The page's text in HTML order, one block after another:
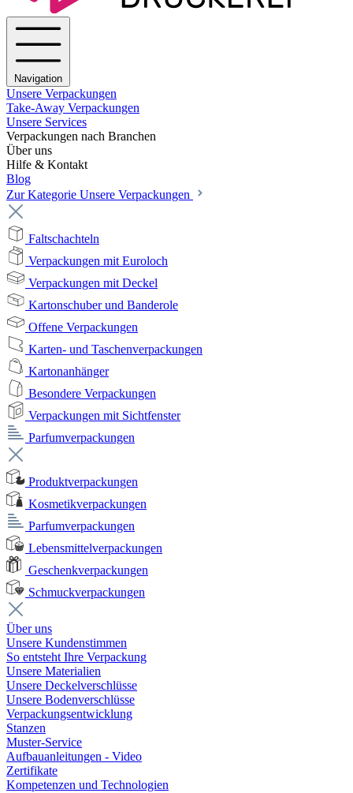
Navigation
Unsere Verpackungen
Take-Away Verpackungen
Unsere Services
Verpackungen nach Branchen
Über uns
Hilfe & Kontakt
Blog
Zur Kategorie Unsere Verpackungen
Faltschachteln
Verpackungen mit Euroloch
Verpackungen mit Deckel
Kartonschuber und Banderole
Offene Verpackungen
Karten- und Taschenverpackungen
Kartonanhänger
Besondere Verpackungen
Verpackungen mit Sichtfenster
Parfumverpackungen
Produktverpackungen
Kosmetikverpackungen
Parfumverpackungen
Lebensmittelverpackungen
Geschenkverpackungen
Schmuckverpackungen
Über uns
Unsere Kundenstimmen
So entsteht Ihre Verpackung
Unsere Materialien
Unsere Deckelverschlüsse
Unsere Bodenverschlüsse
Verpackungsentwicklung
Stanzen
Muster-Service
Aufbauanleitungen - Video
Zertifikate
Kompetenzen und Technologien